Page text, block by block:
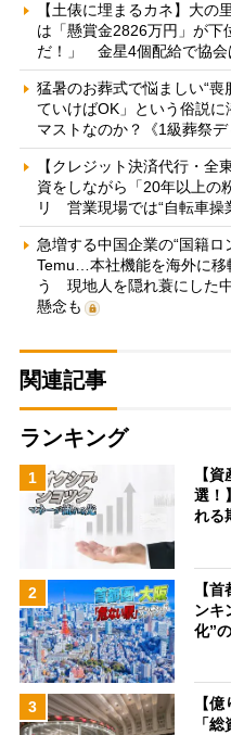
【土俵に埋まるカネ】大の
は「懸賞金2826万円」が下
だ！」 金星4個配給で協会
猛暑のお葬式で悩ましい“
ていけばOK」という俗説
マストなのか？《1級葬祭デ
【クレジット決済代行・全
資をしながら「20年以上の
リ 営業現場では“自転車操
急増する中国企業の“国籍
Temu…本社機能を海外に移
う 現地人を隠れ蓑にした
懸念も
関連記事
ランキング
1
【
選！
れる
2
【
ンキ
化”
3
【
「